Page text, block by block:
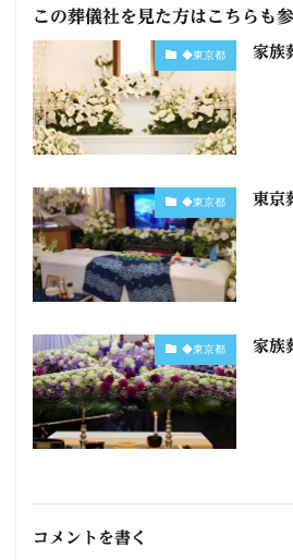
この葬儀社を見た方はこちらも
◆東京都 家族
◆東京都 東京
◆東京都 家族
コメントを書く